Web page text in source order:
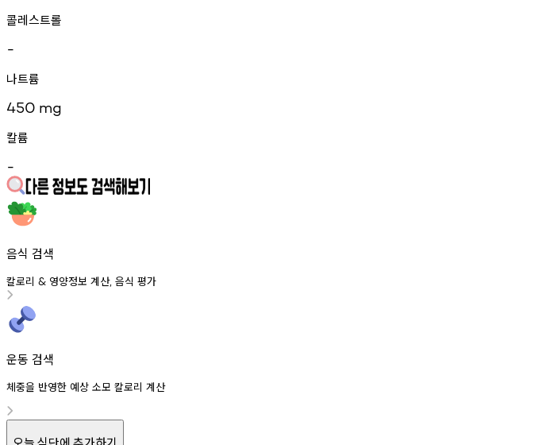
콜레스트롤
-
나트륨
450 mg
칼륨
-
음식 검색
칼로리 & 영양정보 계산, 음식 평가
운동 검색
체중을 반영한 예상 소모 칼로리 계산